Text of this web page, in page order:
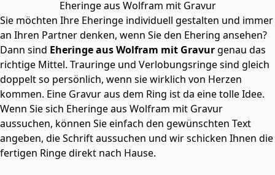
Eheringe aus Wolfram mit Gravur
Sie möchten Ihre Eheringe individuell gestalten und immer
an Ihren Partner denken, wenn Sie den Ehering ansehen?
Dann sind Eheringe aus Wolfram mit Gravurgenau das
richtige Mittel. Trauringe und Verlobungsringe sind gleich
doppelt so persönlich, wenn sie wirklich von Herzen
kommen. Eine Gravur aus dem Ring ist da eine tolle Idee.
Wenn Sie sich Eheringe aus Wolfram mit Gravur
aussuchen, können Sie einfach den gewünschten Text
angeben, die Schrift aussuchen und wir schicken Ihnen die
fertigen Ringe direkt nach Hause.